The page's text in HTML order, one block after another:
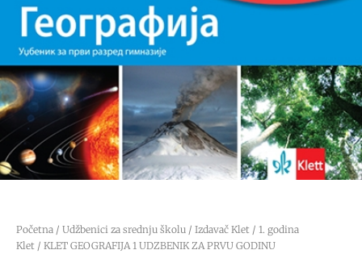
Početna / Udžbenici za srednju školu / Izdavač Klet / 1. godina
Klet / KLET GEOGRAFIJA 1 UDZBENIK ZA PRVU GODINU